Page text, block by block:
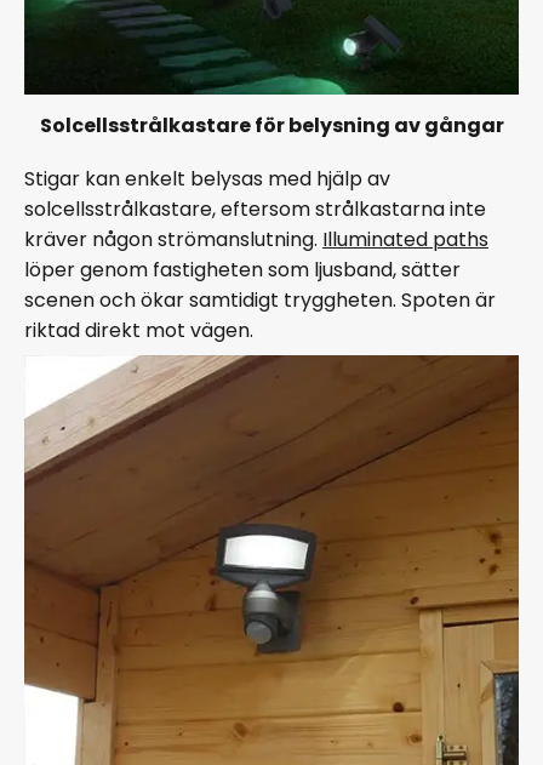
Solcellsstrålkastare för belysning av gångar
Stigar kan enkelt belysas med hjälp av
solcellsstrålkastare, eftersom strålkastarna inte
kräver någon strömanslutning. Illuminated paths
löper genom fastigheten som ljusband, sätter
scenen och ökar samtidigt tryggheten. Spoten är
riktad direkt mot vägen.